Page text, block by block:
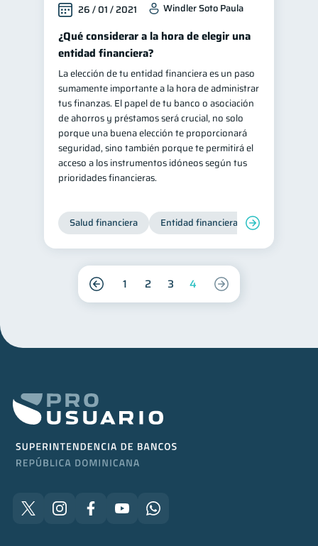
26 / 01 / 2021 Windler Soto Paula
¿Qué considerar a la hora de elegir una
entidad financiera?
La elección de tu entidad financiera es un paso
sumamente importante a la hora de administrar
tus finanzas. El papel de tu banco o asociación
de ahorros y préstamos será crucial, no solo
porque una buena elección te proporcionará
seguridad, sino también porque te permitirá el
acceso a los instrumentos idóneos según tus
prioridades financieras.
Salud financiera Entidad financiera
1 2 3 4